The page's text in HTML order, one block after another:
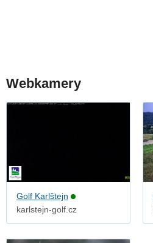
Webkamery
Golf Karlštejn
karlstejn-golf.cz